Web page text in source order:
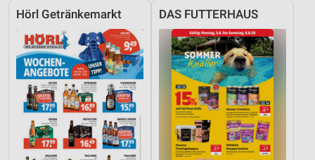
Hörl Getränkemarkt DAS FUTTERHAUS